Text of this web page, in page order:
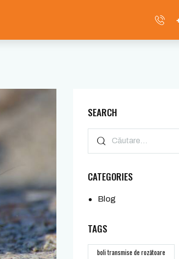
SEARCH
CATEGORIES
Blog
TAGS
boli transmise de rozătoare